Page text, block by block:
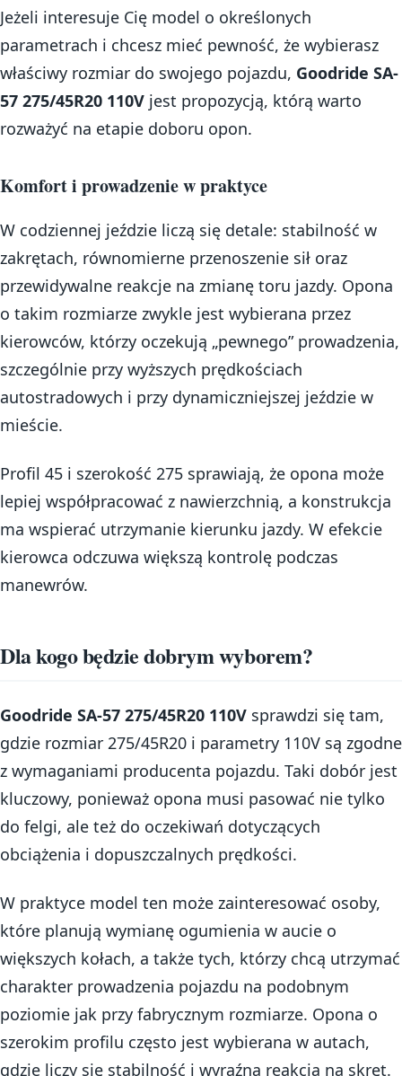
Jeżeli interesuje Cię model o określonych
parametrach i chcesz mieć pewność, że wybierasz
właściwy rozmiar do swojego pojazdu, Goodride SA-
57 275/45R20 110V jest propozycją, którą warto
rozważyć na etapie doboru opon.
Komfort i prowadzenie w praktyce
W codziennej jeździe liczą się detale: stabilność w
zakrętach, równomierne przenoszenie sił oraz
przewidywalne reakcje na zmianę toru jazdy. Opona
o takim rozmiarze zwykle jest wybierana przez
kierowców, którzy oczekują „pewnego” prowadzenia,
szczególnie przy wyższych prędkościach
autostradowych i przy dynamiczniejszej jeździe w
mieście.
Profil 45 i szerokość 275 sprawiają, że opona może
lepiej współpracować z nawierzchnią, a konstrukcja
ma wspierać utrzymanie kierunku jazdy. W efekcie
kierowca odczuwa większą kontrolę podczas
manewrów.
Dla kogo będzie dobrym wyborem?
Goodride SA-57 275/45R20 110V sprawdzi się tam,
gdzie rozmiar 275/45R20 i parametry 110V są zgodne
z wymaganiami producenta pojazdu. Taki dobór jest
kluczowy, ponieważ opona musi pasować nie tylko
do felgi, ale też do oczekiwań dotyczących
obciążenia i dopuszczalnych prędkości.
W praktyce model ten może zainteresować osoby,
które planują wymianę ogumienia w aucie o
większych kołach, a także tych, którzy chcą utrzymać
charakter prowadzenia pojazdu na podobnym
poziomie jak przy fabrycznym rozmiarze. Opona o
szerokim profilu często jest wybierana w autach,
gdzie liczy się stabilność i wyraźna reakcja na skręt.